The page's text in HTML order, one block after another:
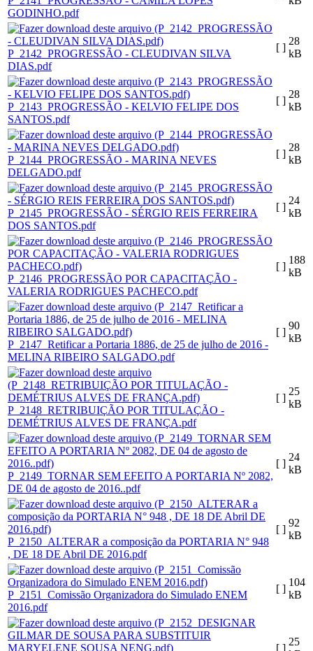
GODINHO.pdf
P_2142_PROGRESSÃO - CLEUDIVAN SILVA
DIAS.pdf
[ ]
28
kB
P_2143_PROGRESSÃO - KELVIO FELIPE DOS
SANTOS.pdf
[ ]
28
kB
P_2144_PROGRESSÃO - MARINA NEVES
DELGADO.pdf
[ ]
28
kB
P_2145_PROGRESSÃO - SÉRGIO REIS FERREIRA
DOS SANTOS.pdf
[ ]
24
kB
P_2146_PROGRESSÃO POR CAPACITAÇÃO -
VALERIA RODRIGUES PACHECO.pdf
[ ]
188
kB
P_2147_Retificar a Portaria 1886, de 25 de julho de 2016 -
MELINA RIBEIRO SALGADO.pdf
[ ]
90
kB
P_2148_RETRIBUIÇÃO POR TITULAÇÃO -
DEMÉTRIUS ALVES DE FRANÇA.pdf
[ ]
25
kB
P_2149_TORNAR SEM EFEITO A PORTARIA Nº 2082,
DE 04 de agosto de 2016..pdf
[ ]
24
kB
P_2150_ALTERAR a composição da PORTARIA N° 948
, DE 18 DE Abril DE 2016.pdf
[ ]
92
kB
P_2151_Comissão Organizadora do Simulado ENEM
2016.pdf
[ ]
104
kB
[ ]
25